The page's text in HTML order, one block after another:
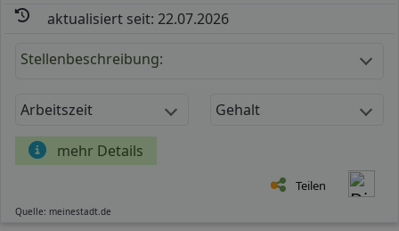
aktualisiert seit: 22.07.2026
Stellenbeschreibung:
Arbeitszeit Gehalt
mehr Details
Teilen
Quelle: meinestadt.de